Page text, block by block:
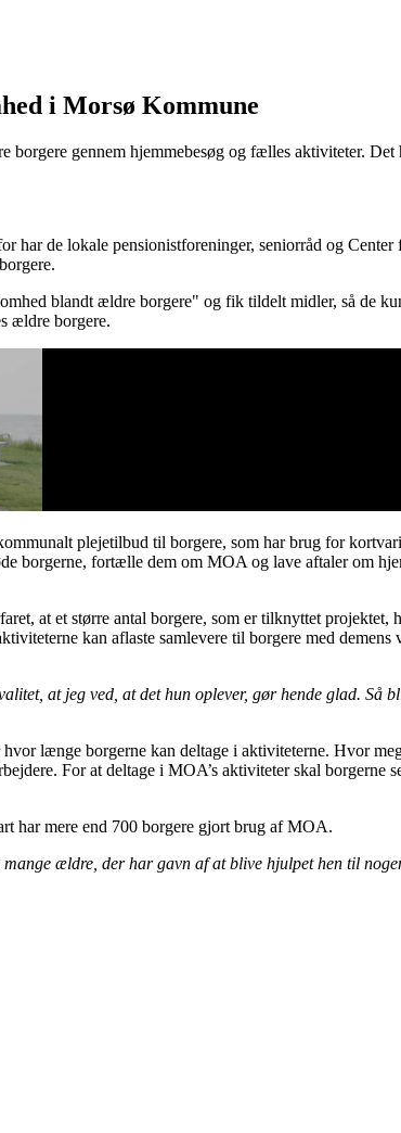
i Morsø Kommune
gennem hjemmebesøg og fælles aktiviteter.
har de lokale pensionistforeninger, seniorråd og
blandt ældre borgere" og fik tildelt midler, så de
ældre borgere.
plejetilbud til borgere, som har brug for
borgerne, fortælle dem om MOA og lave aftaler om
at et større antal borgere, som er tilknyttet projektet,
kan aflaste samlevere til borgere med demens
at jeg ved, at det hun oplever, gør hende glad. Så
længe borgerne kan deltage i aktiviteterne. Hvor
For at deltage i MOA’s aktiviteter skal borgerne
har mere end 700 borgere gjort brug af MOA.
ældre, der har gavn af at blive hjulpet hen til